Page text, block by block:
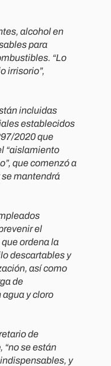
alcohol en
para
“Lo
irrisorio”,
incluidas
establecidos
2020 que
“aislamiento
que comenzó a
se mantendrá
el
ordena la
descartables y
así como
de
y cloro
de
, “no se están
y